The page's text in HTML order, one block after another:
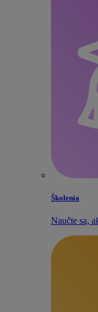
Školenia
Naučte sa,